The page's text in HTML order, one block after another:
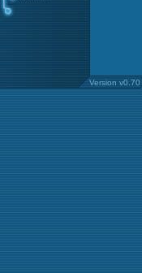
Version v0.70